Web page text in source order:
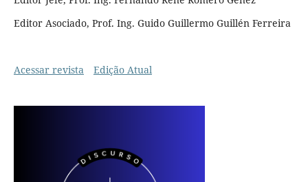
Editor Asociado, Prof. Ing. Guido Guillermo Guillén Ferreira
Acessar revista Edição Atual